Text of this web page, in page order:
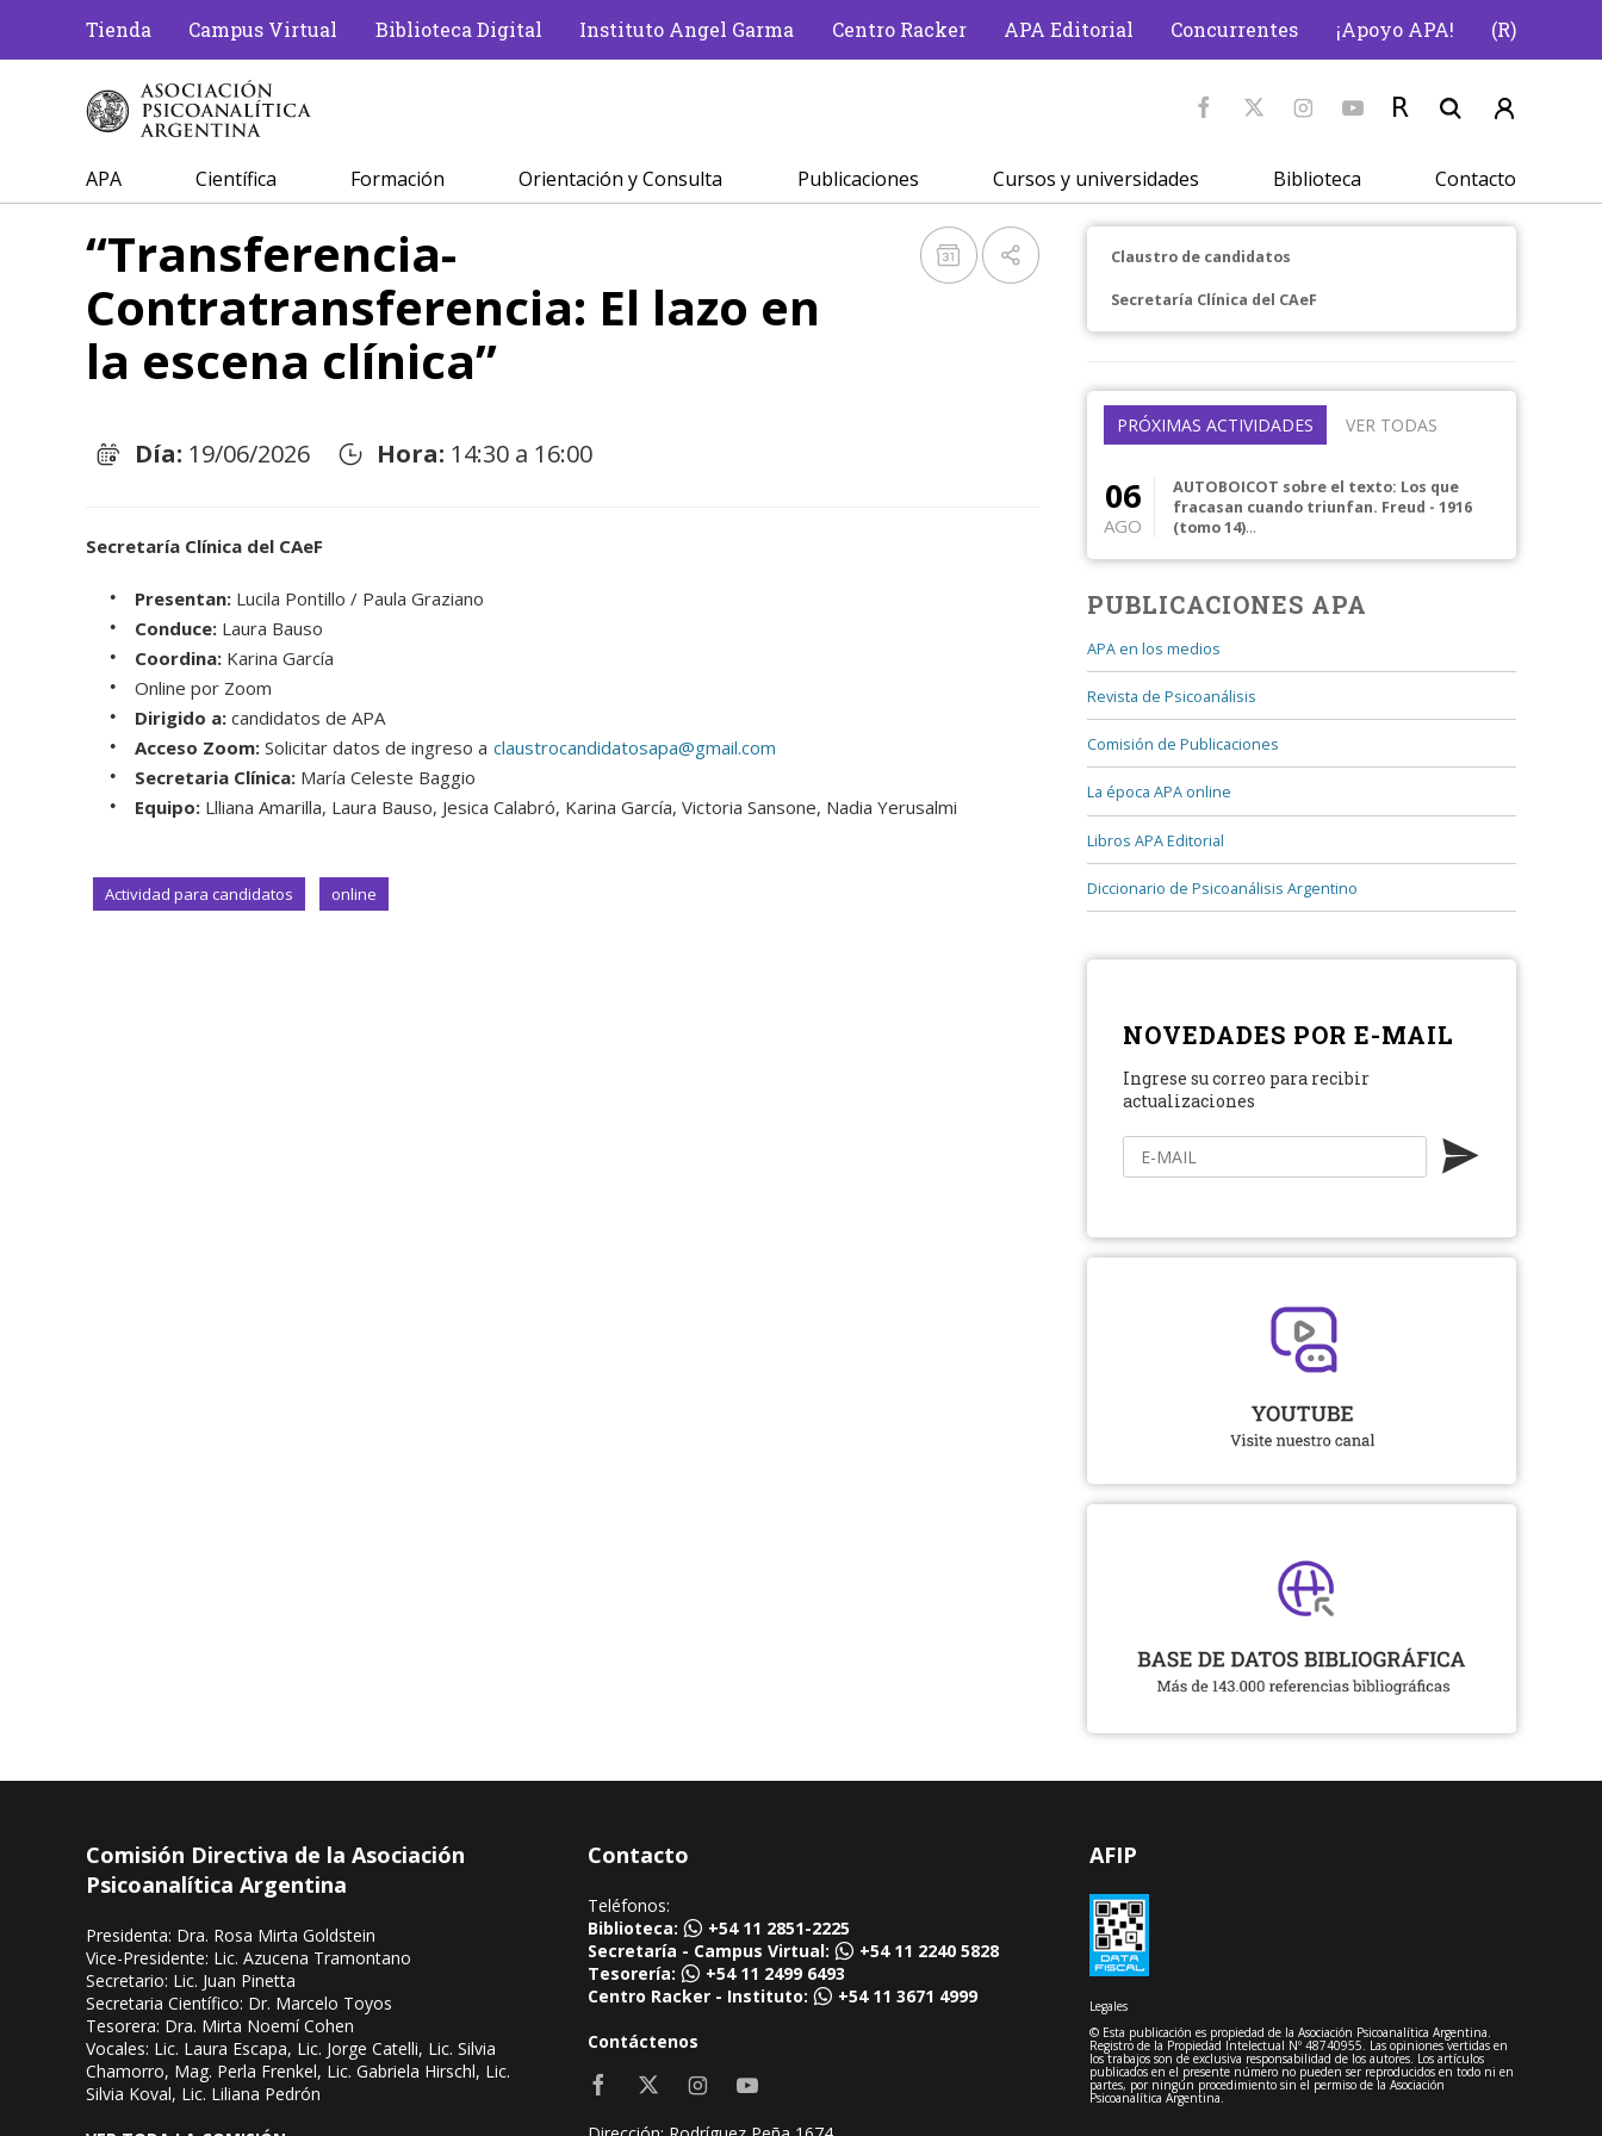
Tienda Campus Virtual Biblioteca Digital Instituto Angel Garma Centro Racker APA Editorial Concurrentes ¡Apoyo APA! (R)
APA Científica Formación Orientación y Consulta Publicaciones Cursos y universidades Biblioteca Contacto
“Transferencia-
Contratransferencia: El lazo en
la escena clínica”
Día: 19/06/2026 Hora: 14:30 a 16:00
Secretaría Clínica del CAeF
Presentan:Lucila Pontillo / Paula Graziano
Conduce:Laura Bauso
Coordina: Karina García
Online por Zoom
Dirigido a:candidatos de APA
Acceso Zoom:Solicitar datos de ingreso a claustrocandidatosapa@gmail.com
Secretaria Clínica:María Celeste Baggio
Equipo:Llliana Amarilla, Laura Bauso, Jesica Calabró, Karina García, Victoria Sansone, Nadia Yerusalmi
Actividad para candidatos online
Claustro de candidatos
Secretaría Clínica del CAeF
PRÓXIMAS ACTIVIDADES VER TODAS
06
AGO
AUTOBOICOT sobre el texto: Los que
fracasan cuando triunfan. Freud - 1916
(tomo 14)
clínica actual Curso central anual de
PUBLICACIONES APA
APA en los medios
Revista de Psicoanálisis
Comisión de Publicaciones
La época APA online
Libros APA Editorial
Diccionario de Psicoanálisis Argentino
NOVEDADES POR E-MAIL
Ingrese su correo para recibir
actualizaciones
Comisión Directiva de la Asociación
Psicoanalítica Argentina
Presidenta: Dra. Rosa Mirta Goldstein
Vice-Presidente: Lic. Azucena Tramontano
Secretario: Lic. Juan Pinetta
Secretaria Científico: Dr. Marcelo Toyos
Tesorera: Dra. Mirta Noemí Cohen
Vocales: Lic. Laura Escapa, Lic. Jorge Catelli, Lic. Silvia
Chamorro, Mag. Perla Frenkel, Lic. Gabriela Hirschl, Lic.
Silvia Koval, Lic. Liliana Pedrón
Contacto
Teléfonos:
Biblioteca:
+54 11 2851-2225
Secretaría - Campus Virtual:
+54 11 2240 5828
Tesorería:
+54 11 2499 6493
Centro Racker - Instituto:
+54 11 3671 4999
Contáctenos
AFIP
Legales
© Esta publicación es propiedad de la Asociación Psicoanalítica Argentina.
Registro de la Propiedad Intelectual Nº 48740955. Las opiniones vertidas en
los trabajos son de exclusiva responsabilidad de los autores. Los artículos
publicados en el presente número no pueden ser reproducidos en todo ni en
partes, por ningún procedimiento sin el permiso de la Asociación
Psicoanalítica Argentina.